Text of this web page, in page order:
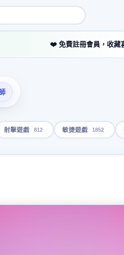
❤️ 免費註冊會員，收藏
射擊遊戲 812 敏捷遊戲 1852